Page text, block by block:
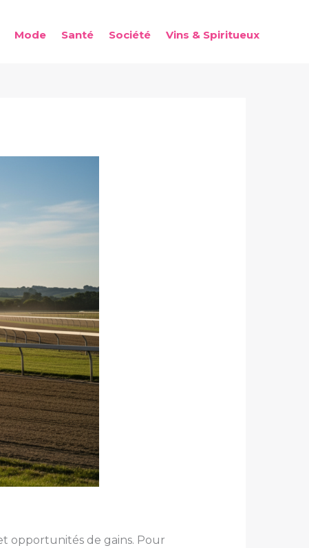
Mode Santé Société Vins & Spiritueux
opportunités de gains. Pour